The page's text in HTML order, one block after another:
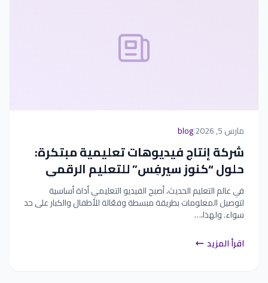
مارس 5, 2026 |
blog
شركة إنتاج فيديوهات تعليمية مبتكرة:
حلول “كنوز سيرفِس” للتعليم الرقمي
في عالم التعليم الحديث، أصبح الفيديو التعليمي أداة أساسية
لتوصيل المعلومات بطريقة مبسطة وفعّالة للأطفال والكبار على حد
سواء. ولهذا،…
اقرأ المزيد